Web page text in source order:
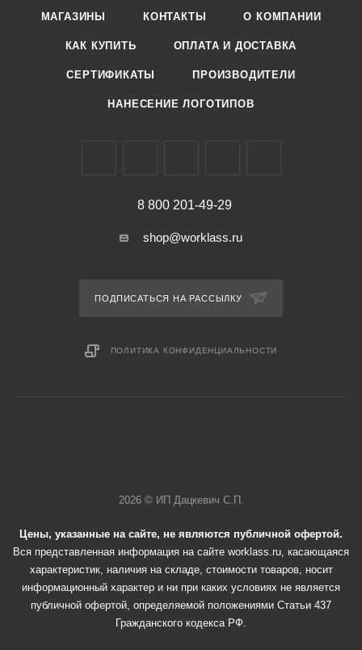
МАГАЗИНЫ КОНТАКТЫ О КОМПАНИИ
КАК КУПИТЬ ОПЛАТА И ДОСТАВКА
СЕРТИФИКАТЫ ПРОИЗВОДИТЕЛИ
НАНЕСЕНИЕ ЛОГОТИПОВ
8 800 201-49-29
shop@worklass.ru
ПОДПИСАТЬСЯ НА РАССЫЛКУ
ПОЛИТИКА КОНФИДЕНЦИАЛЬНОСТИ
2026 © ИП Дацкевич С.П.
Цены, указанные на сайте, не являются публичной офертой.
Вся представленная информация на сайте worklass.ru, касающаяся
характеристик, наличия на складе, стоимости товаров, носит
информационный характер и ни при каких условиях не является
публичной офертой, определяемой положениями Статьи 437
Гражданского кодекса РФ.